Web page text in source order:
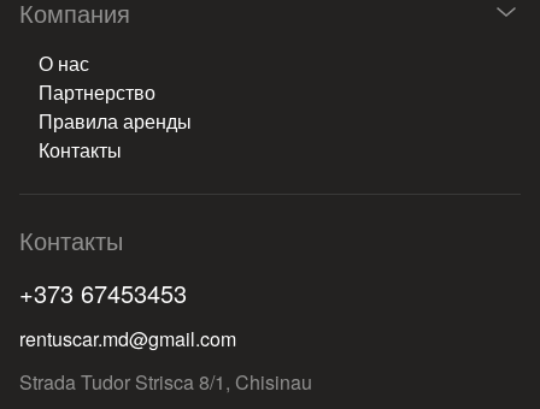
Компания
О нас
Партнерство
Правила аренды
Контакты
Контакты
+373 67453453
rentuscar.md@gmail.com
Strada Tudor Strisca 8/1, Chisinau